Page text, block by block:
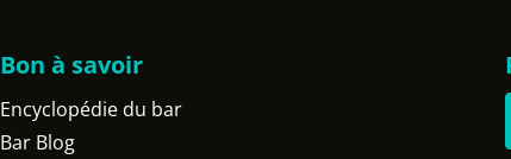
Bon à savoir
Encyclopédie du bar
Bar Blog